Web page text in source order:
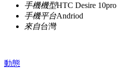
手機機型HTC Desire 10pro
手機平台Andriod
來自台灣
動態